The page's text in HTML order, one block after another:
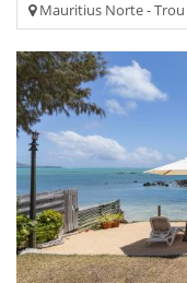
Mauritius Norte - Trou